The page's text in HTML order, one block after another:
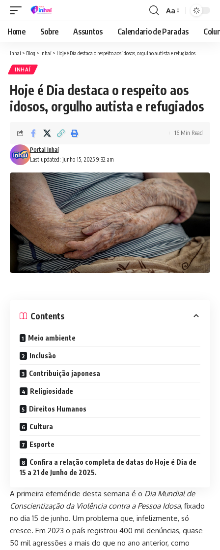
Font
Resizer
Aa
Home Sobre Assuntos Calendario de Paradas
Inhaí > Blog > Inhaí > Hoje é Dia destaca o respeito aos idosos, orgulho autista e refugiados
INHAÍ
Hoje é Dia destaca o respeito aos
idosos, orgulho autista e refugiados
Last updated: junho 15, 2025 9:32 am
Portal Inhaí
16 Min Read
Contents
Meio ambiente
Inclusão
Contribuição japonesa
Religiosidade
Direitos Humanos
Cultura
Esporte
Confira a relação completa de datas do Hoje é Dia de
15 a 21 de Junho de 2025.
A primeira efeméride desta semana é o Dia Mundial de
Conscientização da Violência contra a Pessoa Idosa, fixado
no dia 15 de junho. Um problema que, infelizmente, só
cresce. Em 2023 o país registrou 400 mil denúncias, quase
50 mil agressões a mais do que no ano anterior, como